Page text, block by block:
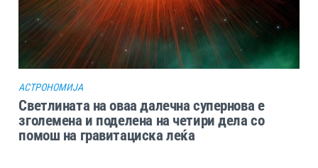
АСТРОНОМИЈА
Светлината на оваа далечна супернова е
зголемена и поделена на четири дела со
помош на гравитациска леќа